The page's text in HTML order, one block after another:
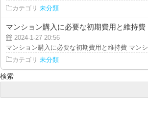
カテゴリ 未分類
マンション購入に必要な初期費用と維持費
2024-1-27 20:56
マンション購入に必要な初期費用と維持費 マン
カテゴリ 未分類
検索